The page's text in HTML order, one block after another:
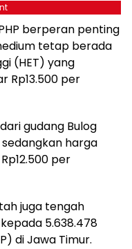
berperan penting
tetap berada
(HET) yang
Rp13.500 per
gudang Bulog
sedangkan harga
per
juga tengah
5.638.478
di Jawa Timur.